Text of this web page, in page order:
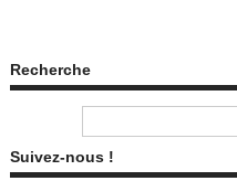
Recherche
Suivez-nous !